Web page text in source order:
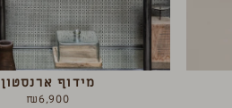
מידוף ארנסטון
₪6,900